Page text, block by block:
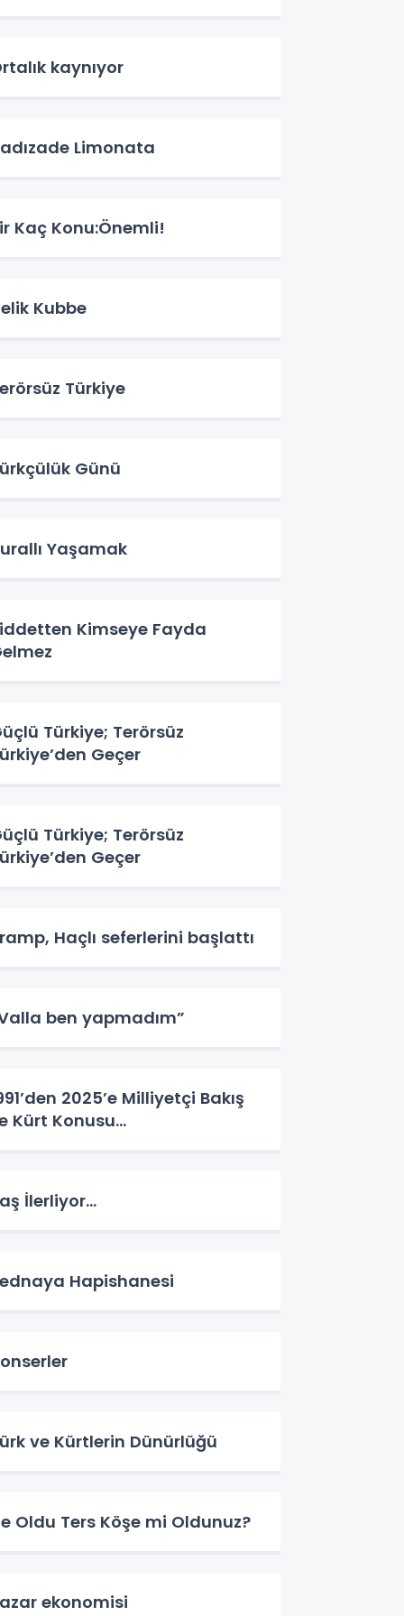
kaynıyor
Limonata
Kaç Konu:Önemli!
Kubbe
Türkiye
Günü
Yaşamak
Kimseye Fayda
Türkiye; Terörsüz
Geçer
Türkiye; Terörsüz
Geçer
Haçlı seferlerini başlattı
ben yapmadım”
2025’e Milliyetçi Bakış
Kürt Konusu…
İlerliyor…
Hapishanesi
ve Kürtlerin Dünürlüğü
Oldu Ters Köşe mi Oldunuz?
ekonomisi